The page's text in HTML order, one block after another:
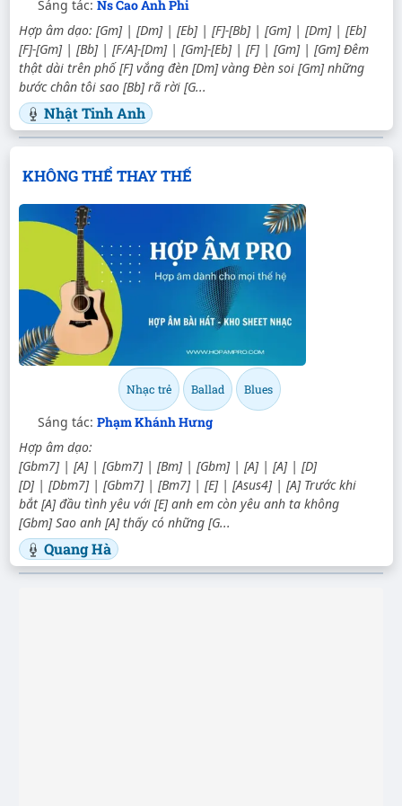
Sáng tác: Ns Cao Anh Phi
Hợp âm dạo: [Gm] | [Dm] | [Eb] | [F]-[Bb] | [Gm] | [Dm] | [Eb]
[F]-[Gm] | [Bb] | [F/A]-[Dm] | [Gm]-[Eb] | [F] | [Gm] | [Gm] Đêm
thật dài trên phố [F] vắng đèn [Dm] vàng Đèn soi [Gm] những
bước chân tôi sao [Bb] rã rời [G...
Nhật Tinh Anh
KHÔNG THỂ THAY THẾ
Nhạc trẻ Ballad Blues
Sáng tác: Phạm Khánh Hưng
Hợp âm dạo:
[Gbm7] | [A] | [Gbm7] | [Bm] | [Gbm] | [A] | [A] | [D]
[D] | [Dbm7] | [Gbm7] | [Bm7] | [E] | [Asus4] | [A] Trước khi
bắt [A] đầu tình yêu với [E] anh em còn yêu anh ta không
[Gbm] Sao anh [A] thấy có những [G...
Quang Hà